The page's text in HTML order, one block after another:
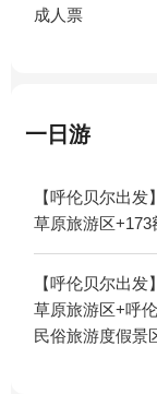
成人票
一日游
【呼伦贝尔出
草原旅游区
【呼伦贝尔出
草原旅游区+呼
民俗旅游度假景